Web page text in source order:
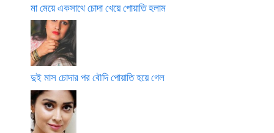
মা মেয়ে একসাথে চোদা খেয়ে পোয়াতি হলাম
দুই মাস চোদার পর বৌদি পোয়াতি হয়ে গেল